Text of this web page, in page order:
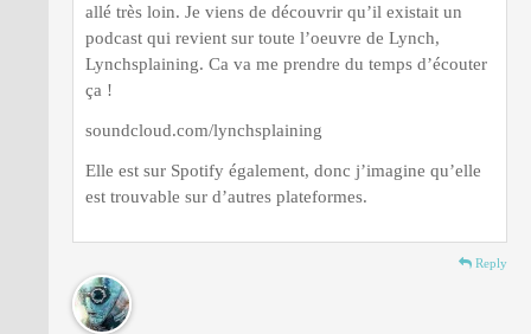
allé très loin. Je viens de découvrir qu’il existait un
podcast qui revient sur toute l’oeuvre de Lynch,
Lynchsplaining. Ca va me prendre du temps d’écouter
ça !
soundcloud.com/lynchsplaining
Elle est sur Spotify également, donc j’imagine qu’elle
est trouvable sur d’autres plateformes.
Reply